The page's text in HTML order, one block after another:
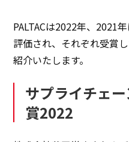
PALTACは2022年、2021
評価され、それぞれ受賞
紹介いたします。
サプライチェ
賞2022